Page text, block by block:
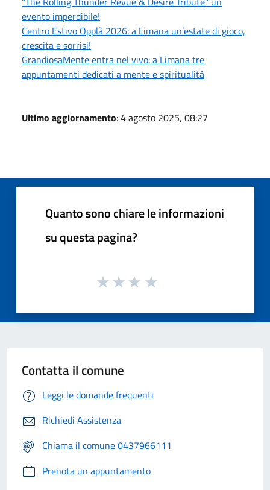
evento imperdibile!
Centro Estivo Opplà 2026: a Limana un’estate di gioco,
crescita e sorrisi!
GrandiosaMente entra nel vivo: a Limana tre
appuntamenti dedicati a mente e spiritualità
Ultimo aggiornamento: 4 agosto 2025, 08:27
Quanto sono chiare le informazioni
su questa pagina?
Contatta il comune
Leggi le domande frequenti
Richiedi Assistenza
Chiama il comune 0437966111
Prenota un appuntamento